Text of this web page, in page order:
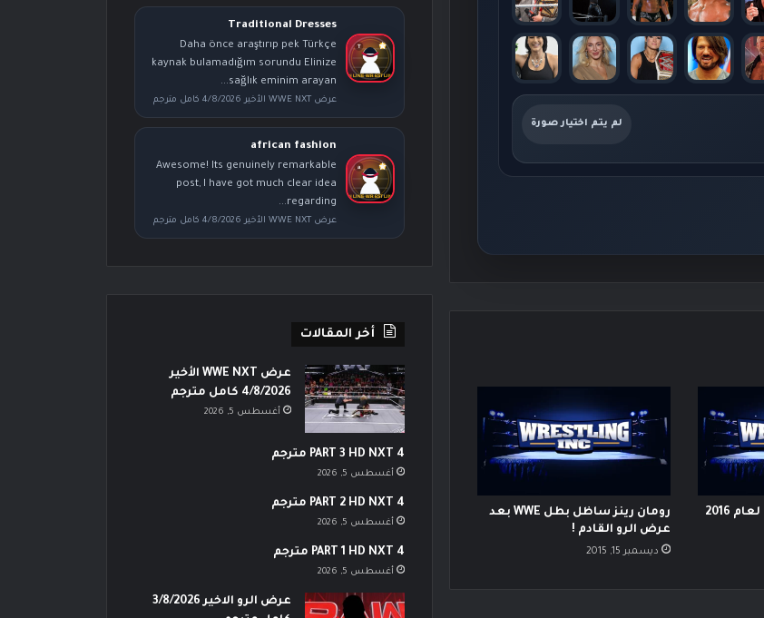
لم يتم اختيار صورة
2016
رومان رينز ساظل بطل WWE بعد
عرض الرو القادم !
ديسمبر 15, 2015
Traditional Dresses
Daha önce araştırıp pek Türkçe
kaynak bulamadığım sorundu Elinize
sağlık eminim arayan...
عرض WWE NXT الأخير 4/8/2026 كامل مترجم
african fashion
Awesome! Its genuinely remarkable
post, I have got much clear idea
regarding...
عرض WWE NXT الأخير 4/8/2026 كامل مترجم
أخر المقالات
عرض WWE NXT الأخير
4/8/2026 كامل مترجم
أغسطس 5, 2026
PART 3 HD NXT 4 مترجم
أغسطس 5, 2026
PART 2 HD NXT 4 مترجم
أغسطس 5, 2026
PART 1 HD NXT 4 مترجم
أغسطس 5, 2026
عرض الرو الاخير 3/8/2026